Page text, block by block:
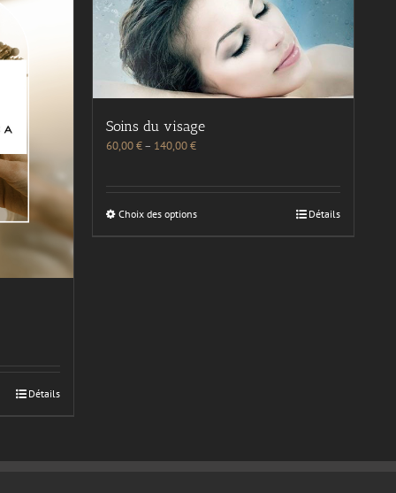
Détails
Soins du visage
60,00€– 140,00€
Choix des options Détails